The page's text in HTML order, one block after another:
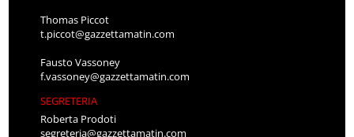
Thomas Piccot
t.piccot@gazzettamatin.com
Fausto Vassoney
f.vassoney@gazzettamatin.com
SEGRETERIA
Roberta Prodoti
segreteria@gazzettamatin.com